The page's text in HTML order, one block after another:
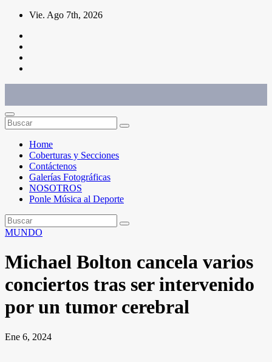
Saltar
contenido
Vie. Ago 7th, 2026
Home
Coberturas y Secciones
Contáctenos
Galerías Fotográficas
NOSOTROS
Ponle Música al Deporte
MUNDO
Michael Bolton cancela varios
conciertos tras ser intervenido
por un tumor cerebral
Ene 6, 2024